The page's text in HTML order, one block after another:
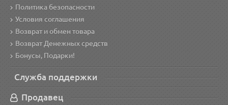
Политика безопасности
Условия соглашения
Возврат и обмен товара
Возврат Денежных средств
Бонусы, Подарки!
Служба поддержки
Продавец